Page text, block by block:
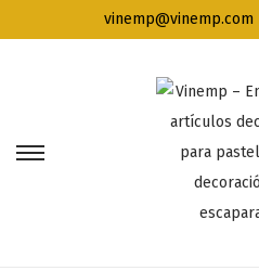
vinemp@vinemp.com